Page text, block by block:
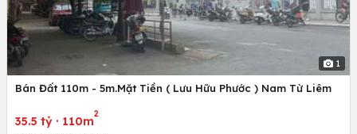
1
Bán Đất 110m - 5m.Mặt Tiền ( Lưu Hữu Phước ) Nam Từ Liêm
35.5 tỷ · 110m
2